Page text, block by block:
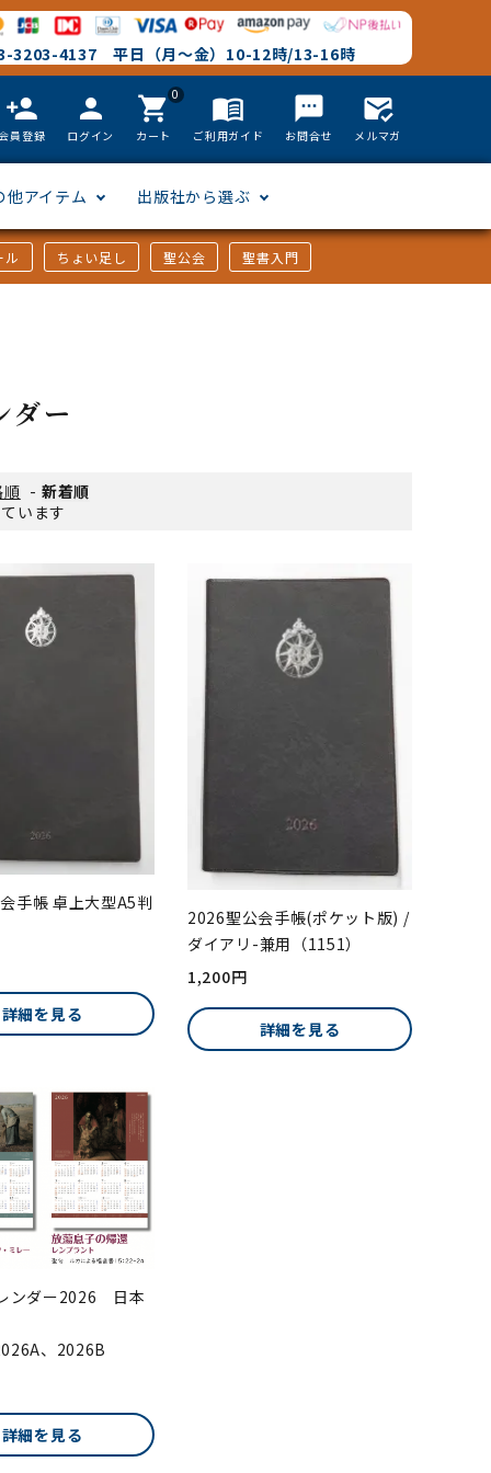
3203-4137 平日（月～金）10-12時/13-16時
person_add
員登録
person
ログイン
0
shopping_cart
カート
menu_book
ご利用ガイド
textsms
お問合せ
mark_email_read
メルマガ
他アイテム 出版社から選ぶ
ル ちょい足し 聖公会 聖書入門
ダー
順 - 新着順
います
手帳 卓上大型A5判
詳細を見る
2026聖公会手帳(ポケット版) /
ダイアリ-兼用（1151）
1,200円
詳細を見る
ンダー2026 日本
、2026B
詳細を見る